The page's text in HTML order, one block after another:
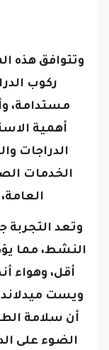
وتتوافق هذه
ركوب
مستدامة،
أهمية
الدراجات
الخدمات
وتعد
النشط، مما
أقل، وهواء
ويست
أن سلامة
الضوء على